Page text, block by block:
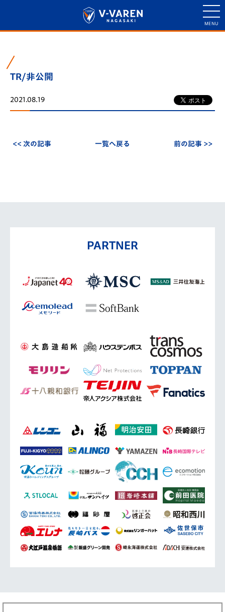
TR/非公開
2021.08.19
<< 次の記事 一覧へ戻る 前の記事 >>
PARTNER